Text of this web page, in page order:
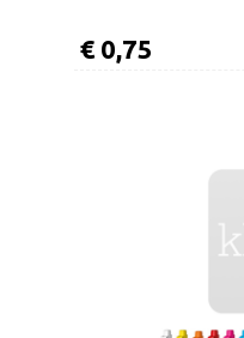
€ 0,75